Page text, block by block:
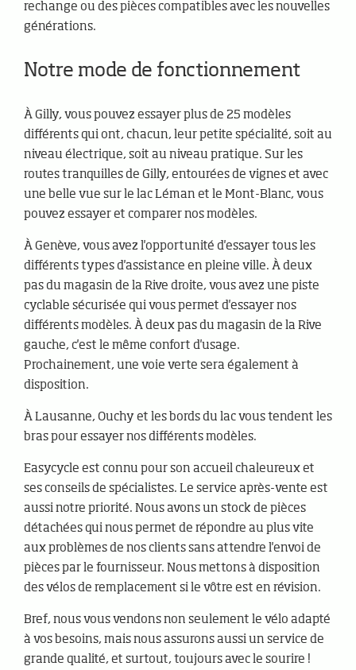
rechange ou des pièces compatibles avec les nouvelles
générations.
Notre mode de fonctionnement
À Gilly, vous pouvez essayer plus de 25 modèles
différents qui ont, chacun, leur petite spécialité, soit au
niveau électrique, soit au niveau pratique. Sur les
routes tranquilles de Gilly, entourées de vignes et avec
une belle vue sur le lac Léman et le Mont-Blanc, vous
pouvez essayer et comparer nos modèles.
À Genève, vous avez l'opportunité d'essayer tous les
différents types d'assistance en pleine ville. À deux
pas du magasin de la Rive droite, vous avez une piste
cyclable sécurisée qui vous permet d'essayer nos
différents modèles. À deux pas du magasin de la Rive
gauche, c'est le même confort d'usage.
Prochainement, une voie verte sera également à
disposition.
À Lausanne, Ouchy et les bords du lac vous tendent les
bras pour essayer nos différents modèles.
Easycycle est connu pour son accueil chaleureux et
ses conseils de spécialistes. Le service après-vente est
aussi notre priorité. Nous avons un stock de pièces
détachées qui nous permet de répondre au plus vite
aux problèmes de nos clients sans attendre l'envoi de
pièces par le fournisseur. Nous mettons à disposition
des vélos de remplacement si le vôtre est en révision.
Bref, nous vous vendons non seulement le vélo adapté
à vos besoins, mais nous assurons aussi un service de
grande qualité, et surtout, toujours avec le sourire !